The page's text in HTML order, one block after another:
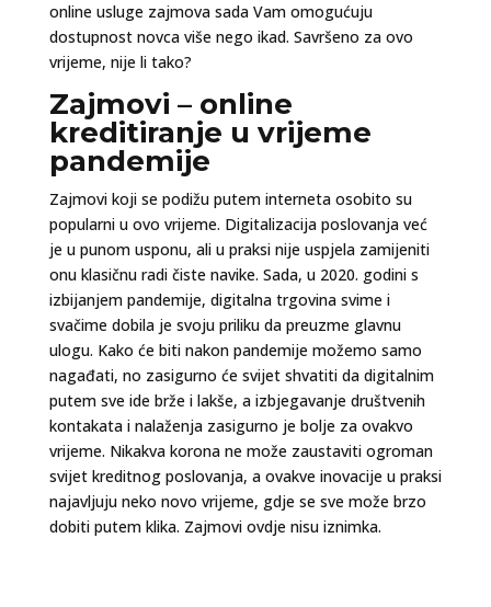
online usluge zajmova sada Vam omogućuju
dostupnost novca više nego ikad. Savršeno za ovo
vrijeme, nije li tako?
Zajmovi – online
kreditiranje u vrijeme
pandemije
Zajmovi koji se podižu putem interneta osobito su
popularni u ovo vrijeme. Digitalizacija poslovanja već
je u punom usponu, ali u praksi nije uspjela zamijeniti
onu klasičnu radi čiste navike. Sada, u 2020. godini s
izbijanjem pandemije, digitalna trgovina svime i
svačime dobila je svoju priliku da preuzme glavnu
ulogu. Kako će biti nakon pandemije možemo samo
nagađati, no zasigurno će svijet shvatiti da digitalnim
putem sve ide brže i lakše, a izbjegavanje društvenih
kontakata i nalaženja zasigurno je bolje za ovakvo
vrijeme. Nikakva korona ne može zaustaviti ogroman
svijet kreditnog poslovanja, a ovakve inovacije u praksi
najavljuju neko novo vrijeme, gdje se sve može brzo
dobiti putem klika. Zajmovi ovdje nisu iznimka.